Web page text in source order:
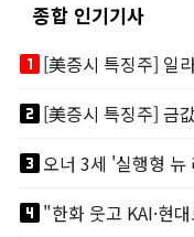
종합 인기기사
looks_one
looks_two
looks_3오너 3세 '실행형
looks_4"한화 웃고 KAI·현